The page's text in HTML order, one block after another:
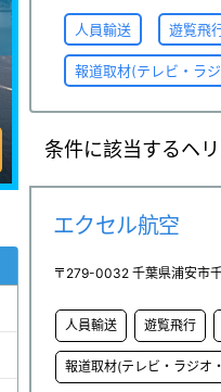
人員輸送 遊覧飛
報道取材(テレビ・ラ
条件に該当するヘ
エクセル航空
〒279-0032 千葉県浦安市
人員輸送 遊覧飛行
報道取材(テレビ・ラジオ